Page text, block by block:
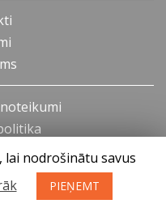
lai nodrošinātu savus
PIEŅEMT